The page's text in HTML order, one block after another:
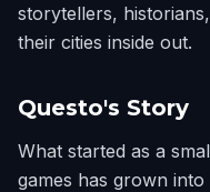
storytellers,
their cities inside out.
Questo's Story
What started as a
games has grown